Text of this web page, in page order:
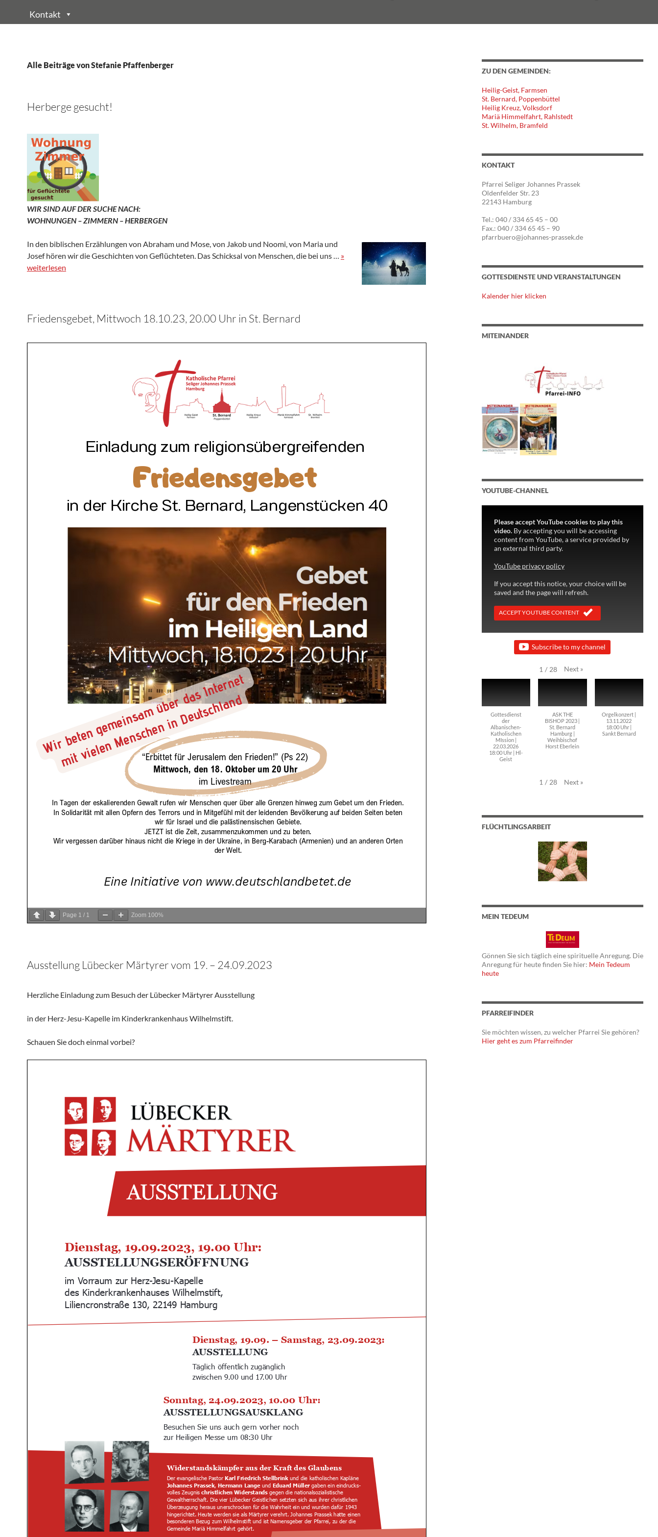
Kontakt
Alle Beiträge von Stefanie Pfaffenberger
Herberge gesucht!
WIR SIND AUF DER SUCHE NACH:
WOHNUNGEN – ZIMMERN – HERBERGEN
In den biblischen Erzählungen von Abraham und Mose, von Jakob und Noomi, von Maria und
Josef hören wir die Geschichten von Geflüchteten. Das Schicksal von Menschen, die bei uns … »
weiterlesen
Friedensgebet, Mittwoch 18.10.23, 20.00 Uhr in St. Bernard
Page 1 / 1 Zoom 100%
Ausstellung Lübecker Märtyrer vom 19. – 24.09.2023
Herzliche Einladung zum Besuch der Lübecker Märtyrer Ausstellung
in der Herz-Jesu-Kapelle im Kinderkrankenhaus Wilhelmstift.
Schauen Sie doch einmal vorbei?
ZU DEN GEMEINDEN:
Heilig-Geist, Farmsen
St. Bernard, Poppenbüttel
Heilig Kreuz, Volksdorf
Mariä Himmelfahrt, Rahlstedt
St. Wilhelm, Bramfeld
KONTAKT
Pfarrei Seliger Johannes Prassek
Oldenfelder Str. 23
22143 Hamburg
Tel.: 040 / 334 65 45 – 00
Fax.: 040 / 334 65 45 – 90
pfarrbuero@johannes-prassek.de
GOTTESDIENSTE UND VERANSTALTUNGEN
Kalender hier klicken
MITEINANDER
YOUTUBE-CHANNEL
Please accept YouTube cookies to play this
video.By accepting you will be accessing
content from YouTube, a service provided by
an external third party.
YouTube privacy policy
If you accept this notice, your choice will be
saved and the page will refresh.
ACCEPT YOUTUBE CONTENT
Subscribe to my channel
1 / 28 Next »
Gottesdienst
der
Albanischen-
Katholischen
MIssion |
22.03.2026
18:00 Uhr | Hl-
Geist
ASK THE
BISHOP 2023 |
St. Bernard
Hamburg |
Weihbischof
Horst Eberlein
Orgelkonzert |
13.11.2022
18:00 Uhr |
Sankt Bernard
1 / 28 Next »
FLÜCHTLINGSARBEIT
MEIN TEDEUM
Gönnen Sie sich täglich eine spirituelle Anregung. Die
Anregung für heute finden Sie hier: Mein Tedeum
heute
PFARREIFINDER
Sie möchten wissen, zu welcher Pfarrei Sie gehören?
Hier geht es zum Pfarreifinder